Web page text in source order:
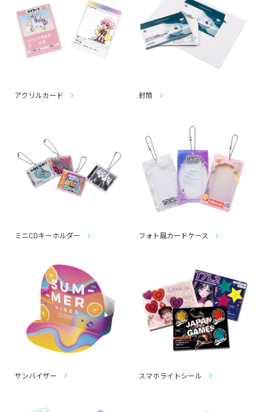
アクリルカード 封筒
ミニCDキーホルダー フォト風カードケース
サンバイザー スマホライトシール